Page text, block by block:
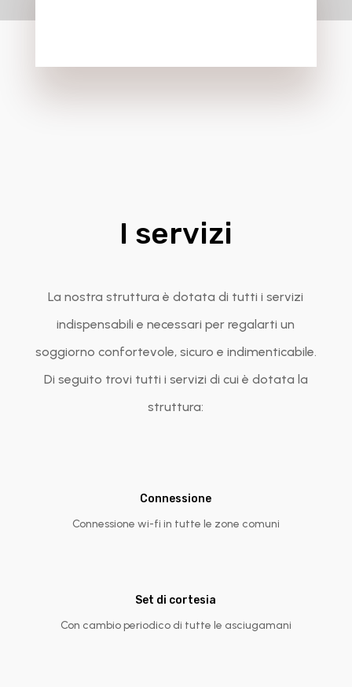
I servizi
La nostra struttura è dotata di tutti i servizi
indispensabili e necessari per regalarti un
soggiorno confortevole, sicuro e indimenticabile.
Di seguito trovi tutti i servizi di cui è dotata la
struttura:
Connessione
Connessione wi-fi in tutte le zone comuni
Set di cortesia
Con cambio periodico di tutte le asciugamani